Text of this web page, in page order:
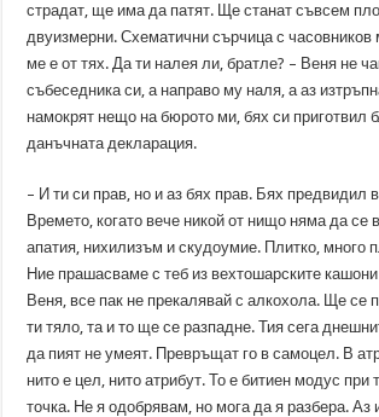
страдат, ще има да патят. Ще станат съвсем
двуизмерни. Схематични сърчица с часовников
ме е от тях. Да ти налея ли, братле? – Веня не
събеседника си, а направо му наля, а аз
намокрят нещо на бюрото ми, бях си приготвил
данъчната декларация.
– И ти си прав, но и аз бях прав. Бях предвидил
Времето, когато вече никой от нищо няма да
апатия, нихилизъм и скудоумие. Плитко, много
Ние прашасваме с теб из вехтошарските
Веня, все пак не прекалявай с алкохола. Ще се
ти тяло, та и то ще се разпадне. Тия сега
да пият не умеят. Превръщат го в самоцел. В
нито е цел, нито атрибут. То е битиен модус при
точка. Не я одобрявам, но мога да я разбера. Аз